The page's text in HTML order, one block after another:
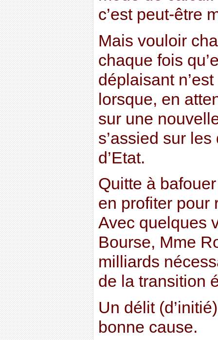
c’est peut-être
Mais vouloir
chaque fois
déplaisant
lorsque, en
sur une
s’assied sur
d’Etat.
Quitte à
en profiter pour
Avec quelques
Bourse, Mme
milliards
de la transition
Un délit
bonne cause.